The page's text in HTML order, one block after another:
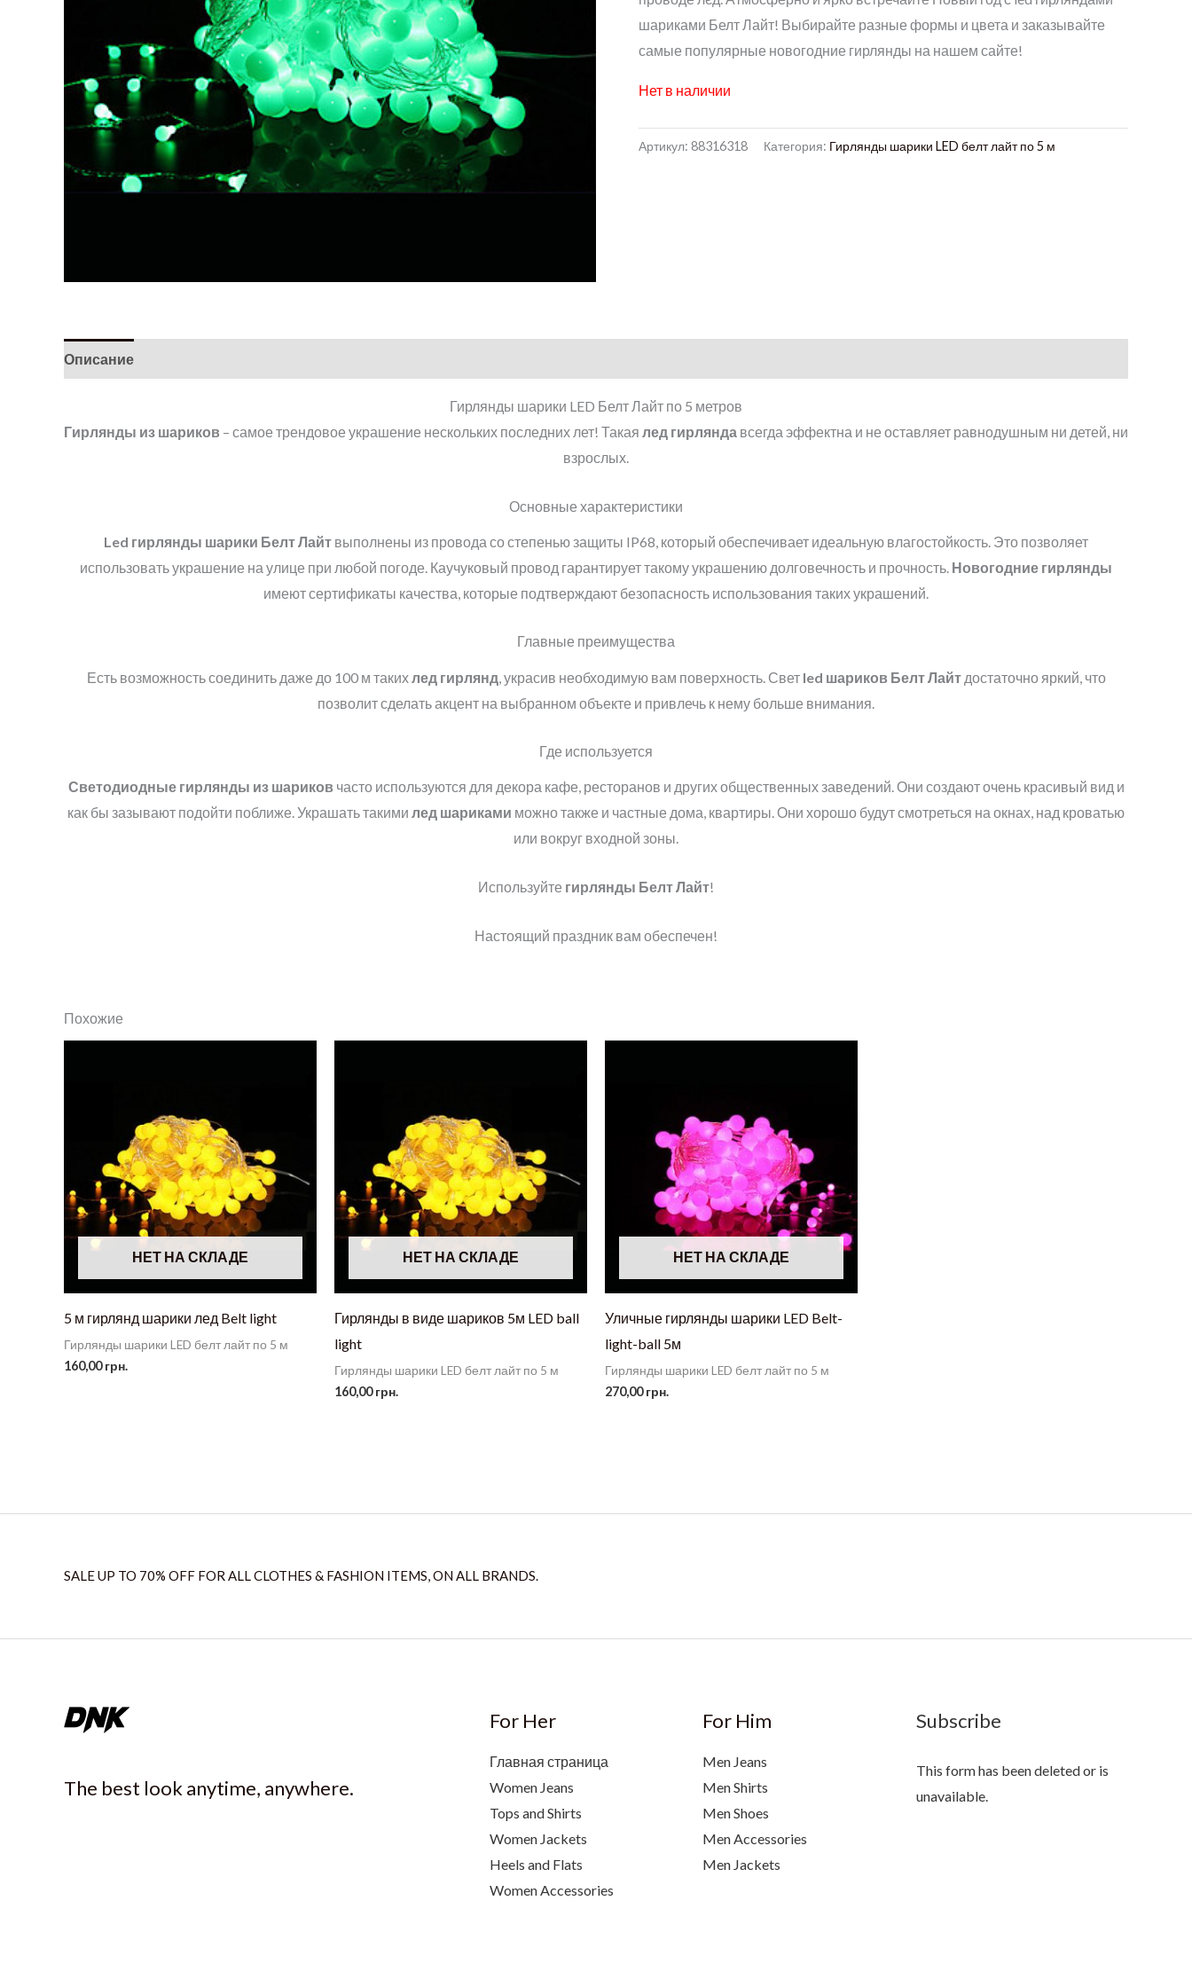
шариками Белт Лайт! Выбирайте разные формы и цвета и заказывайте
самые популярные новогодние гирлянды на нашем сайте!
Нет в наличии
Артикул: 88316318 Категория: Гирлянды шарики LED белт лайт по 5 м
Описание
Гирлянды шарики LED Белт Лайт по 5 метров
Гирлянды из шариков – самое трендовое украшение нескольких последних лет! Такая лед гирлянда всегда эффектна и не оставляет равнодушным ни детей, ни
взрослых.
Основные характеристики
Led гирлянды шарики Белт Лайт выполнены из провода со степенью защиты IP68, который обеспечивает идеальную влагостойкость. Это позволяет
использовать украшение на улице при любой погоде. Каучуковый провод гарантирует такому украшению долговечность и прочность. Новогодние гирлянды
имеют сертификаты качества, которые подтверждают безопасность использования таких украшений.
Главные преимущества
Есть возможность соединить даже до 100 м таких лед гирлянд , украсив необходимую вам поверхность. Свет led шариков Белт Лайтдостаточно яркий, что
позволит сделать акцент на выбранном объекте и привлечь к нему больше внимания.
Где используется
Светодиодные гирлянды из шариков часто используются для декора кафе, ресторанов и других общественных заведений. Они создают очень красивый вид и
как бы зазывают подойти поближе. Украшать такими лед шариками можно также и частные дома, квартиры. Они хорошо будут смотреться на окнах, над кроватью
или вокруг входной зоны.
Используйте гирлянды Белт Лайт!
Настоящий праздник вам обеспечен!
Похожие
НЕТ НА СКЛАДЕ
5 м гирлянд шарики лед Belt light
Гирлянды шарики LED белт лайт по 5 м
160,00грн.
НЕТ НА СКЛАДЕ
Гирлянды в виде шариков 5м LED ball
light
Гирлянды шарики LED белт лайт по 5 м
160,00грн.
НЕТ НА СКЛАДЕ
Уличные гирлянды шарики LED Belt-
light-ball 5м
Гирлянды шарики LED белт лайт по 5 м
270,00грн.
SALE UP TO 70% OFF FOR ALL CLOTHES & FASHION ITEMS, ON ALL BRANDS.
The best look anytime, anywhere.
For Her
Главная страница
Women Jeans
Tops and Shirts
Women Jackets
Heels and Flats
Women Accessories
For Him
Men Jeans
Men Shirts
Men Shoes
Men Accessories
Men Jackets
Subscribe
This form has been deleted or is
unavailable.